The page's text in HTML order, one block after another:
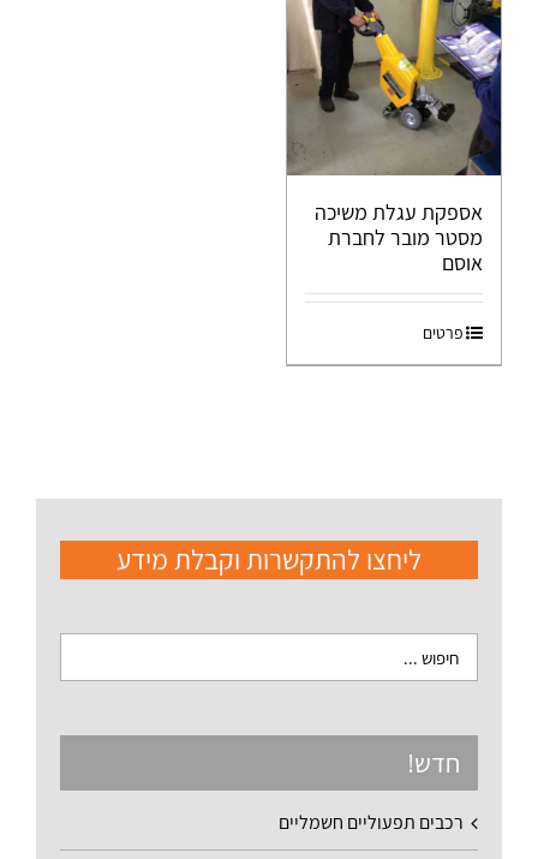
אספקת עגלת משיכה
מסטר מובר לחברת
אוסם
פרטים
ליחצו להתקשרות וקבלת מידע
חדש!
רכבים תפעוליים חשמליים